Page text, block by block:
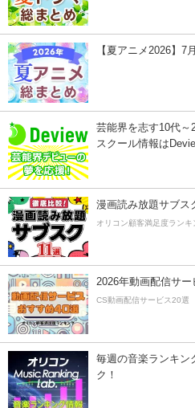
【夏アニメ2026】7
芸能界を志す10代～
スクール情報は
漫画読み放題サブス
オリコン顧客満足度ランキ
2026年動画配信サー
CS動画配信サービス20選
毎週の音楽ランキン
ク！